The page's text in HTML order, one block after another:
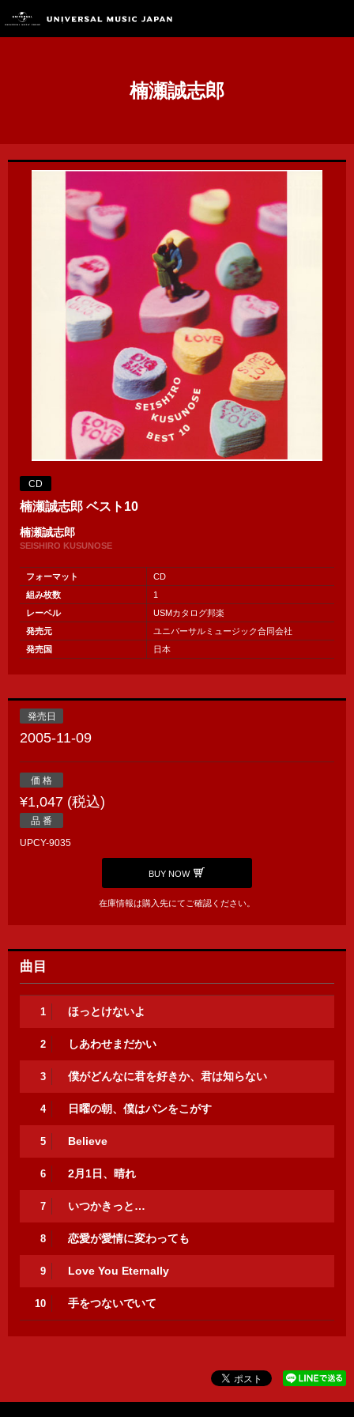
楠瀬誠志郎
CD
楠瀬誠志郎 ベスト10
楠瀬誠志郎
SEISHIRO KUSUNOSE
フォーマット
CD
組み枚数
1
レーベル
USMカタログ邦楽
発売元
ユニバーサルミュージック合同会社
発売国
日本
発売日
2005-11-09
価 格
¥1,047 (税込)
品 番
UPCY-9035
BUY NOW
在庫情報は購入先にてご確認ください。
曲目
1 ほっとけないよ
2 しあわせまだかい
3 僕がどんなに君を好きか、君は知らない
4 日曜の朝、僕はパンをこがす
5 Believe
6 2月1日、晴れ
7 いつかきっと…
8 恋愛が愛情に変わっても
9 Love You Eternally
10 手をつないでいて